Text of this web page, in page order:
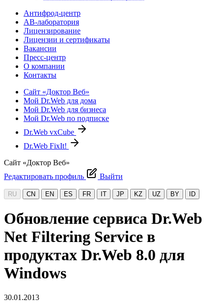
Антифрод-центр
АВ-лаборатория
Лицензирование
Лицензии и сертификаты
Вакансии
Пресс-центр
О компании
Контакты
Сайт «Доктор Веб»
Мой Dr.Web для дома
Мой Dr.Web для бизнеса
Мой Dr.Web по подписке
Dr.Web vxCube
Dr.Web FixIt!
Сайт «Доктор Веб»
Редактировать профиль
Выйти
RU CN EN ES FR IT JP KZ UZ BY ID
Обновление сервиса Dr.Web
Net Filtering Service в
продуктах Dr.Web 8.0 для
Windows
30.01.2013